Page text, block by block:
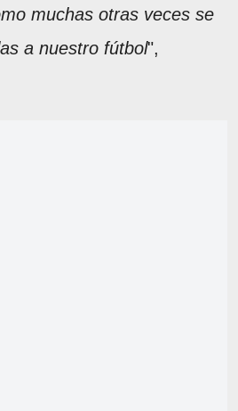
muchas otras veces se
a nuestro fútbol",